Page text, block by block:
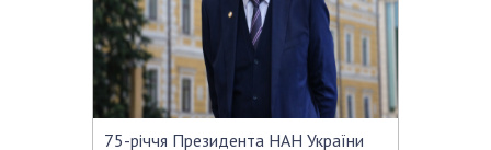
СТРУКТУРА
Президія НАН України
75-річчя Президента НАН України